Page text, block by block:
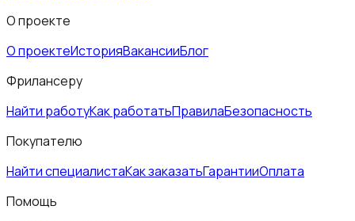
О проекте
О проектеИсторияВакансииБлог
Фрилансеру
Найти работуКак работатьПравилаБезопасность
Покупателю
Найти специалистаКак заказатьГарантииОплата
Помощь